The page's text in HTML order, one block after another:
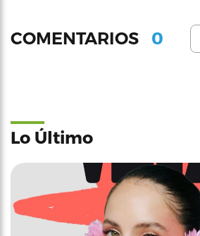
COMENTARIOS 0
Lo Último